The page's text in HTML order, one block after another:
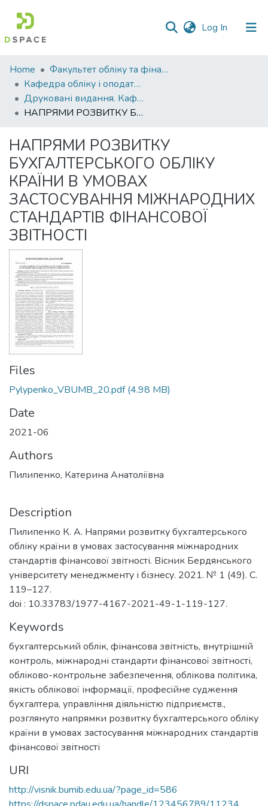
Log In (current)
Communities
&
Collections
Statistics
Home
Факультет обліку та фінансів
Кафедра обліку і оподаткування
Друковані видання. Кафедра обліку і оподаткування
НАПРЯМИ РОЗВИТКУ БУХГАЛТЕРСЬКОГО ОБЛІКУ КРАЇНИ В УМОВАХ ЗАСТОСУВАННЯ МІЖНАРОДНИХ СТАНДАРТІВ ФІНАНСОВОЇ ЗВІТНОСТІ
НАПРЯМИ РОЗВИТКУ
БУХГАЛТЕРСЬКОГО ОБЛІКУ
КРАЇНИ В УМОВАХ
ЗАСТОСУВАННЯ МІЖНАРОДНИХ
СТАНДАРТІВ ФІНАНСОВОЇ
ЗВІТНОСТІ
Files
Pylypenko_VBUMB_20.pdf(4.98 MB)
Date
2021-06
Authors
Пилипенко, Катерина Анатоліївна
Description
Пилипенко К. А. Напрями розвитку бухгалтерського
обліку країни в умовах застосування міжнародних
стандартів фінансової звітності. Вісник Бердянського
університету менеджменту і бізнесу. 2021. № 1 (49). С.
119–127.
doi : 10.33783/1977-4167-2021-49-1-119-127.
Keywords
бухгалтерський облік, фінансова звітність, внутрішній
контроль, міжнародні стандарти фінансової звітності,
обліково-контрольне забезпечення, облікова політика,
якість облікової інформації, професійне судження
бухгалтера, управління діяльністю підприємств.,
розглянуто напрямки розвитку бухгалтерського обліку
країни в умовах застосування міжнародних стандартів
фінансової звітності
URI
http://visnik.bumib.edu.ua/?page_id=586